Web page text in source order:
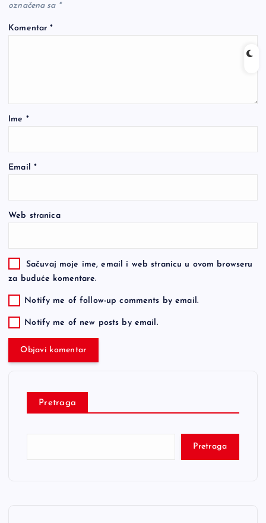
označena sa *
Komentar*
Ime *
Email *
Web stranica
Sačuvaj moje ime, email i web stranicu u ovom browseru
za buduće komentare.
Notify me of follow-up comments by email.
Notify me of new posts by email.
Pretraga
Pretraga